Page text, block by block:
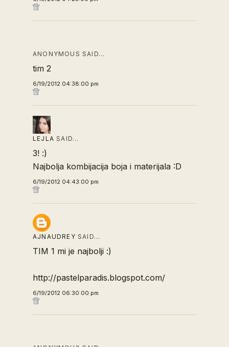
ANONYMOUS SAID…
tim 2
6/19/2012 04:38:00 pm
LEJLA SAID…
3! :)
Najbolja kombijacija boja i materijala :D
6/19/2012 04:43:00 pm
AJNAUDREY SAID…
TIM 1 mi je najbolji :)
http://pastelparadis.blogspot.com/
6/19/2012 06:30:00 pm